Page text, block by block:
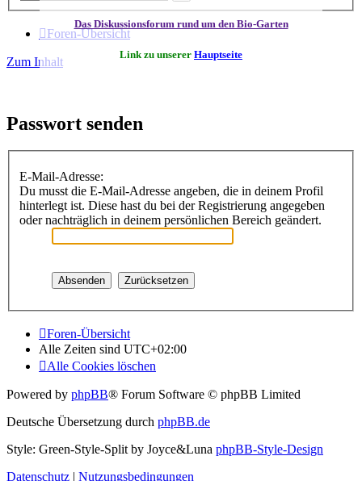
Das Diskussionsforum rund um den Bio-Garten
Link zu unserer Hauptseite
Foren-Übersicht
Zum Inhalt
Passwort senden
E-Mail-Adresse:
Du musst die E-Mail-Adresse angeben, die in deinem Profil
hinterlegt ist. Diese hast du bei der Registrierung angegeben
oder nachträglich in deinem persönlichen Bereich geändert.
Foren-Übersicht
Alle Zeiten sind UTC+02:00
Alle Cookies löschen
Powered by phpBB® Forum Software © phpBB Limited
Deutsche Übersetzung durch phpBB.de
Style: Green-Style-Split by Joyce&Luna phpBB-Style-Design
Datenschutz | Nutzungsbedingungen